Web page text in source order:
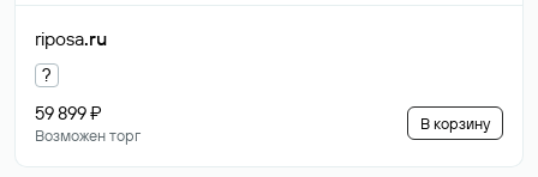
riposa.ru
?
59 899 ₽
Возможен торг
В корзину